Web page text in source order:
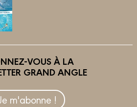
VOUS À LA
GRAND ANGLE
m'abonne !